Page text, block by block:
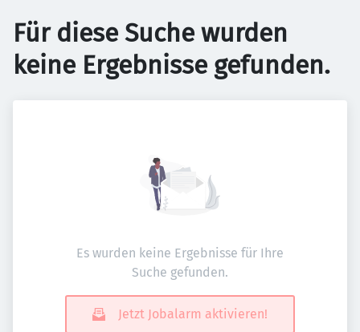
Für diese Suche wurden
keine Ergebnisse gefunden.
Es wurden keine Ergebnisse für Ihre
Suche gefunden.
Jetzt Jobalarm aktivieren!